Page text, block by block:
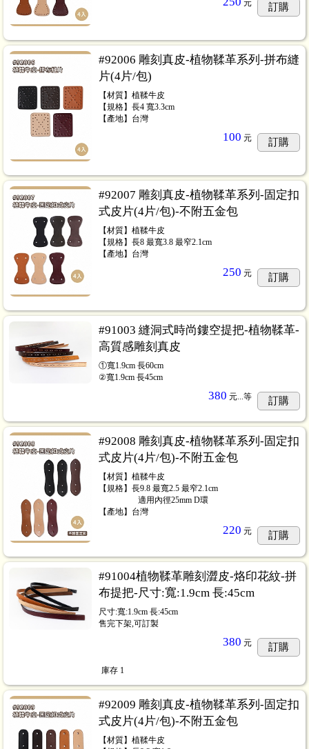
...38
元 訂購
#92006 雕刻真皮-植物鞣革系列-拼布縫
片(4片/包)
【材質】植鞣牛皮
【規格】長4 寬3.3cm
【產地】台灣
100 元 訂購
#92007 雕刻真皮-植物鞣革系列-固定扣
式皮片(4片/包)-不附五金包
【材質】植鞣牛皮
【規格】長8 最寬3.8 最窄2.1cm
【產地】台灣
250 元 訂購
#91003 縫洞式時尚鏤空提把-植物鞣革-
高質感雕刻真皮
①寬1.9cm 長60cm
②寬1.9cm 長45cm
380 元... 等 訂購
#92008 雕刻真皮-植物鞣革系列-固定扣
式皮片(4片/包)-不附五金包
【材質】植鞣牛皮
【規格】長9.8 最寬2.5 最窄2.1cm
‎‎‏‎‏‎⠀⠀⠀⠀⠀⠀ 適用內徑25mm D環
【產地】台灣
220 元 訂購
#91004植物鞣革雕刻澀皮-烙印花紋-拼
布提把-尺寸:寬:1.9cm 長:45cm
尺寸:寬:1.9cm 長:45cm
售完下架,可訂製
380 元 訂購
庫存 1
#92009 雕刻真皮-植物鞣革系列-固定扣
式皮片(4片/包)-不附五金包
【材質】植鞣牛皮